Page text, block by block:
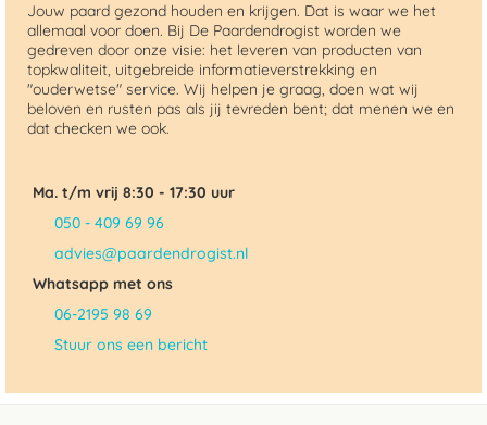
Jouw paard gezond houden en krijgen. Dat is waar we het
allemaal voor doen. Bij De Paardendrogist worden we
gedreven door onze visie: het leveren van producten van
topkwaliteit, uitgebreide informatieverstrekking en
"ouderwetse" service. Wij helpen je graag, doen wat wij
beloven en rusten pas als jij tevreden bent; dat menen we en
dat checken we ook.
Ma. t/m vrij 8:30 - 17:30 uur
050 - 409 69 96
advies@paardendrogist.nl
Whatsapp met ons
06-2195 98 69
Stuur ons een bericht